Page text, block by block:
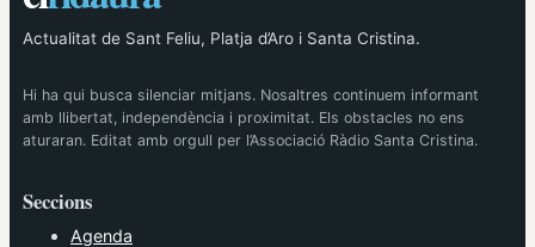
Actualitat de Sant Feliu, Platja d’Aro i Santa Cristina.
Hi ha qui busca silenciar mitjans. Nosaltres continuem informant
amb llibertat, independència i proximitat. Els obstacles no ens
aturaran. Editat amb orgull per l’Associació Ràdio Santa Cristina.
Seccions
Agenda